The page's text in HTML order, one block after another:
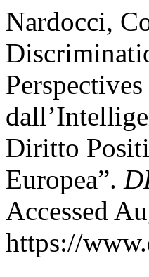
Nardocci,
Diritto
Europea”.
Accessed
https://